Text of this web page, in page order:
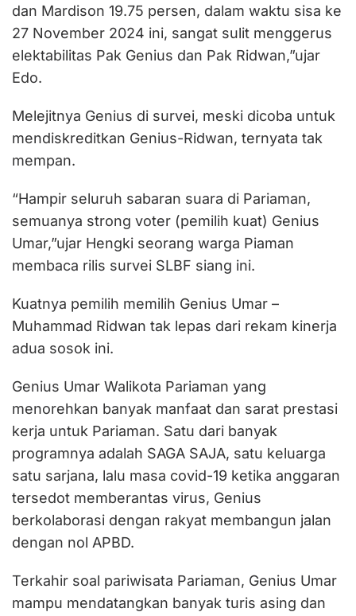
dan Mardison 19.75 persen, dalam waktu sisa ke
27 November 2024 ini, sangat sulit menggerus
elektabilitas Pak Genius dan Pak Ridwan,”ujar
Edo.
Melejitnya Genius di survei, meski dicoba untuk
mendiskreditkan Genius-Ridwan, ternyata tak
mempan.
“Hampir seluruh sabaran suara di Pariaman,
semuanya strong voter (pemilih kuat) Genius
Umar,”ujar Hengki seorang warga Piaman
membaca rilis survei SLBF siang ini.
Kuatnya pemilih memilih Genius Umar –
Muhammad Ridwan tak lepas dari rekam kinerja
adua sosok ini.
Genius Umar Walikota Pariaman yang
menorehkan banyak manfaat dan sarat prestasi
kerja untuk Pariaman. Satu dari banyak
programnya adalah SAGA SAJA, satu keluarga
satu sarjana, lalu masa covid-19 ketika anggaran
tersedot memberantas virus, Genius
berkolaborasi dengan rakyat membangun jalan
dengan nol APBD.
Terkahir soal pariwisata Pariaman, Genius Umar
mampu mendatangkan banyak turis asing dan